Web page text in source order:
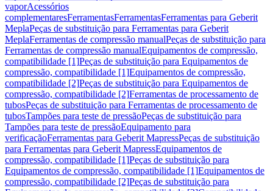
vaporAcessórios
complementaresFerramentasFerramentasFerramentas para Geberit
MeplaPeças de substituição para Ferramentas para Geberit
MeplaFerramentas de compressão manualPeças de substituição para
Ferramentas de compressão manualEquipamentos de compressão,
compatibilidade [1]Peças de substituição para Equipamentos de
compressão, compatibilidade [1]Equipamentos de compressão,
compatibilidade [2]Peças de substituição para Equipamentos de
compressão, compatibilidade [2]Ferramentas de processamento de
tubosPeças de substituição para Ferramentas de processamento de
tubosTampões para teste de pressãoPeças de substituição para
Tampões para teste de pressãoEquipamento para
verificaçãoFerramentas para Geberit MapressPeças de substituição
para Ferramentas para Geberit MapressEquipamentos de
compressão, compatibilidade [1]Peças de substituição para
Equipamentos de compressão, compatibilidade [1]Equipamentos de
compressão, compatibilidade [2]Peças de substituição para